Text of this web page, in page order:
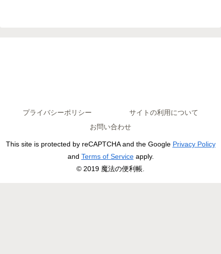
プライバシーポリシー
サイトの利用について
お問い合わせ
This site is protected by reCAPTCHA and the Google Privacy Policy
and Terms of Serviceapply.
© 2019 魔法の便利帳.